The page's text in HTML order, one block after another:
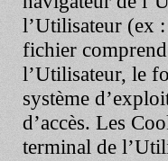
l’Utilisateur (ex
fichier
l’Utilisateur, le
système
d’accès. Les
terminal de